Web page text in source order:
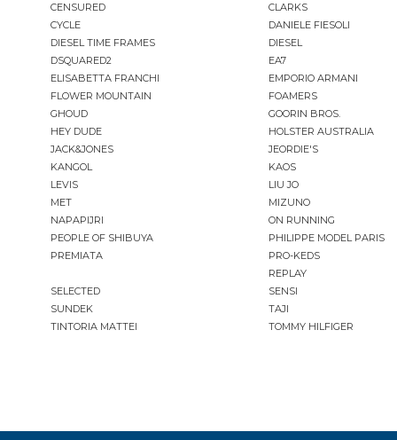
CENSURED
CLARKS
CYCLE
DANIELE FIESOLI
DIESEL TIME FRAMES
DIESEL
DSQUARED2
EA7
ELISABETTA FRANCHI
EMPORIO ARMANI
FLOWER MOUNTAIN
FOAMERS
GHOUD
GOORIN BROS.
HEY DUDE
HOLSTER AUSTRALIA
JACK&JONES
JEORDIE'S
KANGOL
KAOS
LEVIS
LIU JO
MET
MIZUNO
NAPAPIJRI
ON RUNNING
PEOPLE OF SHIBUYA
PHILIPPE MODEL PARIS
PREMIATA
PRO-KEDS
REPLAY
SELECTED
SENSI
SUNDEK
TAJI
TINTORIA MATTEI
TOMMY HILFIGER